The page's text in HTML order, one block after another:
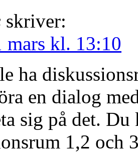
skriver:
mars kl. 13:10
ha
en dialog
sig på det.
1,2 och